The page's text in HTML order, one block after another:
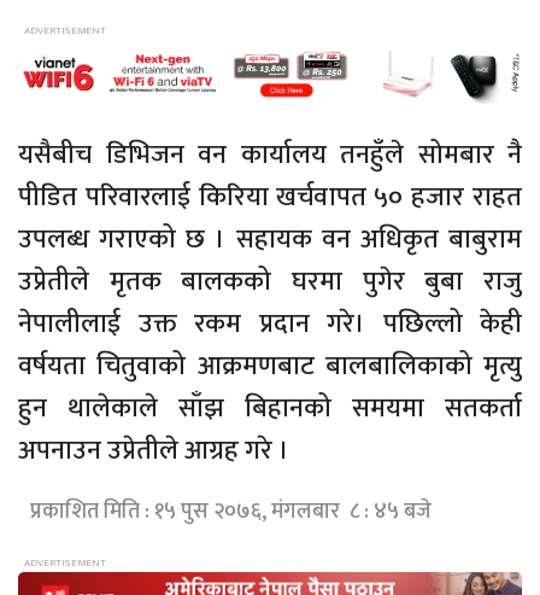
यसैबीच डिभिजन वन कार्यालय तनहुँले सोमबार नै
पीडित परिवारलाई किरिया खर्चवापत ५० हजार राहत
उपलब्ध गराएको छ । सहायक वन अधिकृत बाबुराम
उप्रेतीले मृतक बालकको घरमा पुगेर बुबा राजु
नेपालीलाई उक्त रकम प्रदान गरे। पछिल्लो केही
वर्षयता चितुवाको आक्रमणबाट बालबालिकाको मृत्यु
हुन थालेकाले साँझ बिहानको समयमा सतकर्ता
अपनाउन उप्रेतीले आग्रह गरे ।
प्रकाशित मिति : १५ पुस २०७६, मंगलबार ८ : ४५ बजे